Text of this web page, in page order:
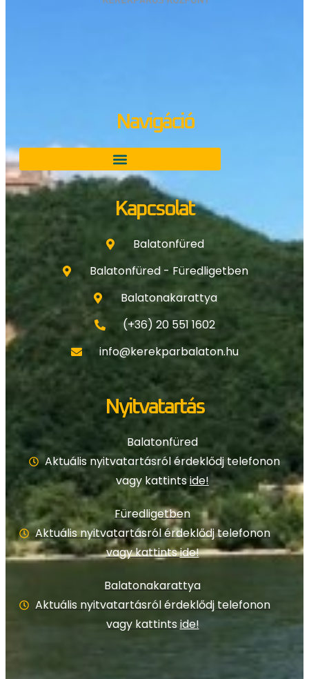
Navigáció
Kapcsolat
Balatonfüred
Balatonfüred - Füredligetben
Balatonakarattya
(+36) 20 551 1602
info@kerekparbalaton.hu
Nyitvatartás
Balatonfüred
Aktuális nyitvatartásról érdeklődj telefonon
vagy kattintside!
Füredligetben
Aktuális nyitvatartásról érdeklődj telefonon
vagy kattintside!
Balatonakarattya
Aktuális nyitvatartásról érdeklődj telefonon
vagy kattintside!